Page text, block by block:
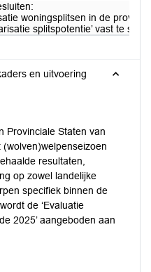
woningsplitsen in de
splitspotentie’ vast te
en uitvoering
Provinciale Staten van
resultaten,
op zowel landelijke
specifiek binnen de
de ‘Evaluatie
2025’ aangeboden aan